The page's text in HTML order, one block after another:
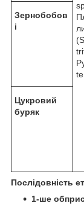
Зернобобов
і
Цукровий
буряк
Послідовність
1-ше